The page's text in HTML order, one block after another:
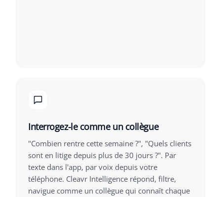
Interrogez-le comme un collègue
"Combien rentre cette semaine ?", "Quels clients
sont en litige depuis plus de 30 jours ?". Par
texte dans l'app, par voix depuis votre
téléphone. Cleavr Intelligence répond, filtre,
navigue comme un collègue qui connaît chaque